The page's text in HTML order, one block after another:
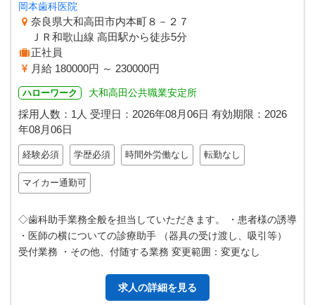
岡本歯科医院
奈良県大和高田市内本町８－２７
ＪＲ和歌山線 高田駅から徒歩5分
正社員
月給 180000円 ～ 230000円
ハローワーク 大和高田公共職業安定所
採用人数：1人 受理日： 2026年08月06日 有効期限： 2026
年08月06日
経験必須 学歴必須 時間外労働なし 転勤なし
マイカー通勤可
◇歯科助手業務全般を担当していただきます。 ・患者様の誘導
・医師の横についての診療助手 （器具の受け渡し、吸引等）
受付業務 ・その他、付随する業務 変更範囲：変更なし
求人の詳細を見る